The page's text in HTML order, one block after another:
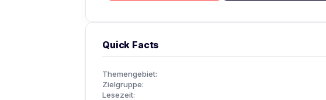
Quick Facts
Themengebiet:
Zielgruppe:
Lesezeit: